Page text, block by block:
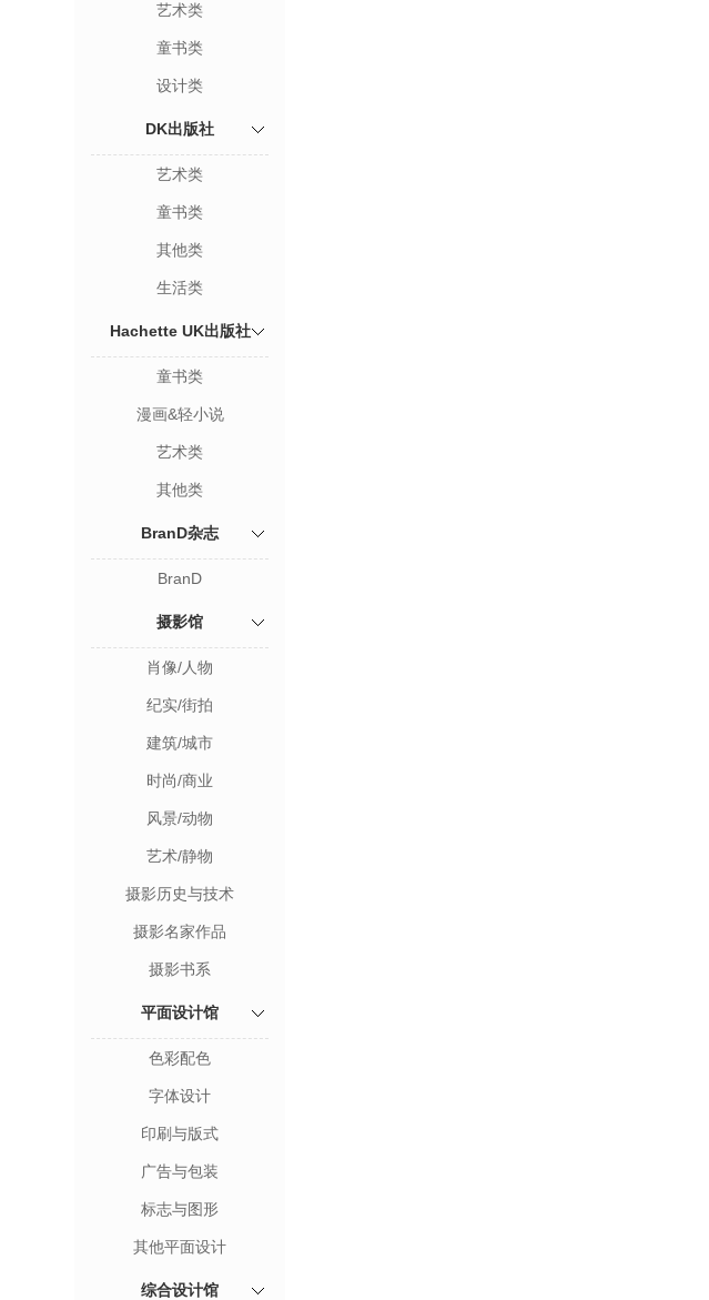
艺术类
童书类
设计类
DK出版社
艺术类
童书类
其他类
生活类
Hachette UK出版社
童书类
漫画&轻小说
艺术类
其他类
BranD杂志
BranD
摄影馆
肖像/人物
纪实/街拍
建筑/城市
时尚/商业
风景/动物
艺术/静物
摄影历史与技术
摄影名家作品
摄影书系
平面设计馆
色彩配色
字体设计
印刷与版式
广告与包装
标志与图形
其他平面设计
综合设计馆